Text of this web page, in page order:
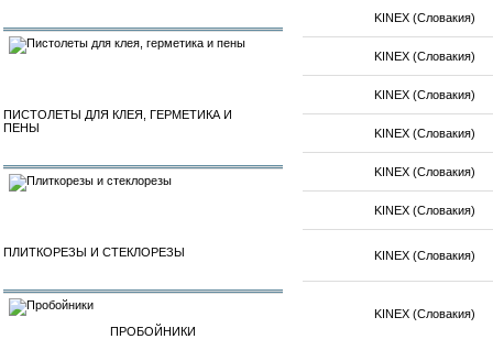
ПИСТОЛЕТЫ ДЛЯ КЛЕЯ, ГЕРМЕТИКА И
ПЕНЫ
ПЛИТКОРЕЗЫ И СТЕКЛОРЕЗЫ
ПРОБОЙНИКИ
KINEX (Словакия)
KINEX (Словакия)
KINEX (Словакия)
KINEX (Словакия)
KINEX (Словакия)
KINEX (Словакия)
KINEX (Словакия)
KINEX (Словакия)